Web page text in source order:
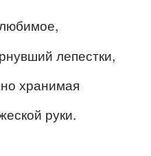
лепестки,
хранимая
руки.